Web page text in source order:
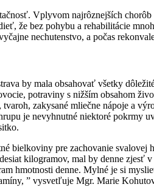
Vplyvom najrôznejších
že bez pohybu a rehabilitácie
nechutenstvo, a počas
by mala obsahovať všetky
potraviny s nižším obsahom
zakysané mliečne nápoje a
je nevyhnutné niektoré pokrmy
bielkoviny pre zachovanie
kilogramov, mal by denne
hmotnosti denne. Mylné je si
” vysvetľuje Mgr. Marie